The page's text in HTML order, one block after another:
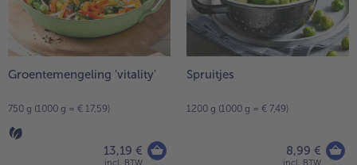
Groentemengeling 'vitality'
750 g (1000 g = € 17,59)
13,19 €
incl. BTW
Spruitjes
1200 g (1000 g = € 7,49)
8,99 €
incl. BTW